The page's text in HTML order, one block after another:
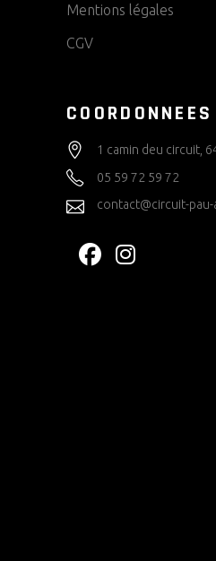
Mentions légales
CGV
COORDONNEES
1 camin deu circuit,
05 59 72 59 72
contact@circuit-